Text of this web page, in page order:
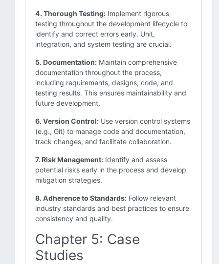
4. Thorough Testing: Implement rigorous
testing throughout the development lifecycle to
identify and correct errors early. Unit,
integration, and system testing are crucial.
5. Documentation: Maintain comprehensive
documentation throughout the process,
including requirements, designs, code, and
testing results. This ensures maintainability and
future development.
6. Version Control: Use version control systems
(e.g., Git) to manage code and documentation,
track changes, and facilitate collaboration.
7. Risk Management: Identify and assess
potential risks early in the process and develop
mitigation strategies.
8. Adherence to Standards: Follow relevant
industry standards and best practices to ensure
consistency and quality.
Chapter 5: Case
Studies